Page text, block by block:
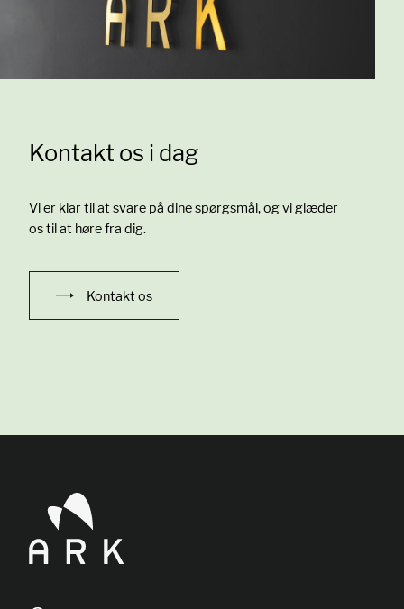
Kontakt os i dag
Vi er klar til at svare på dine spørgsmål, og vi glæder
os til at høre fra dig.
Kontakt os